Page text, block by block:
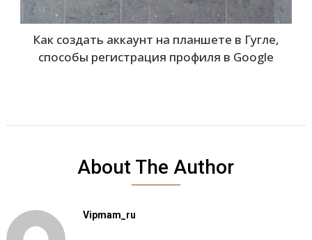
Как создать аккаунт на планшете в Гугле,
способы регистрация профиля в Google
About The Author
Vipmam_ru